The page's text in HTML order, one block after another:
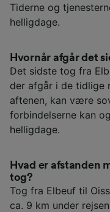
Tiderne og
helligdage.
Hvornår afgår det
Det sidste tog fra
der afgår i de tidlige
aftenen, kan være
forbindelserne kan
helligdage.
Hvad er afstanden
tog?
Tog fra Elbeuf til
ca. 9 km under